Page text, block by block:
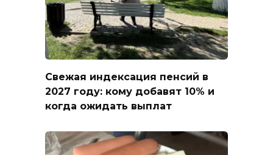
Свежая индексация пенсий в
2027 году: кому добавят 10% и
когда ожидать выплат